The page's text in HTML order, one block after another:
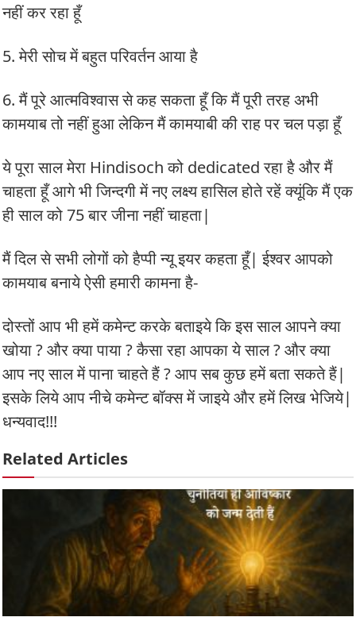
नहीं कर रहा हूँ
5. मेरी सोच में बहुत परिवर्तन आया है
6. मैं पूरे आत्मविश्वास से कह सकता हूँ कि मैं पूरी तरह अभी
कामयाब तो नहीं हुआ लेकिन मैं कामयाबी की राह पर चल पड़ा हूँ
ये पूरा साल मेरा Hindisoch को dedicated रहा है और मैं
चाहता हूँ आगे भी जिन्दगी में नए लक्ष्य हासिल होते रहें क्यूंकि मैं एक
ही साल को 75 बार जीना नहीं चाहता|
मैं दिल से सभी लोगों को हैप्पी न्यू इयर कहता हूँ| ईश्वर आपको
कामयाब बनाये ऐसी हमारी कामना है-
दोस्तों आप भी हमें कमेन्ट करके बताइये कि इस साल आपने क्या
खोया ? और क्या पाया ? कैसा रहा आपका ये साल ? और क्या
आप नए साल में पाना चाहते हैं ? आप सब कुछ हमें बता सकते हैं|
इसके लिये आप नीचे कमेन्ट बॉक्स में जाइये और हमें लिख भेजिये|
धन्यवाद!!!
Related Articles